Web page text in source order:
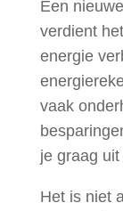
Een
verdient
energie
vaak
je graag
Het is niet